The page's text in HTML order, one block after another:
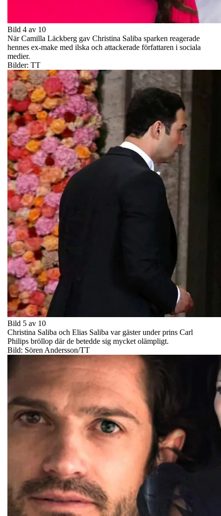
Bild 4 av 10
När Camilla Läckberg gav Christina Saliba sparken reagerade
hennes ex-make med ilska och attackerade författaren i sociala
medier.
Bilder: TT
Bild 5 av 10
Christina Saliba och Elias Saliba var gäster under prins Carl
Philips bröllop där de betedde sig mycket olämpligt.
Bild: Sören Andersson/TT